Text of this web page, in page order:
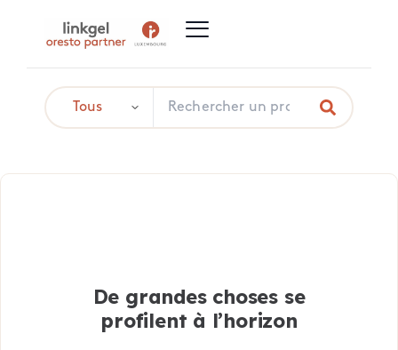
De grandes choses se
profilent à l’horizon